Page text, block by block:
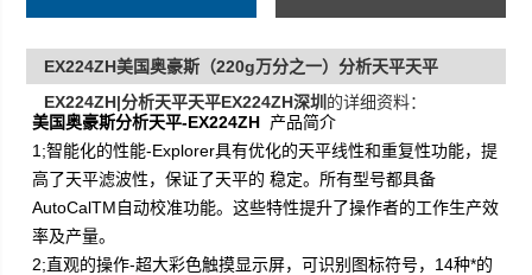
EX224ZH美国奥豪斯（220g万分之一）分析天平天平
EX224ZH|分析天平天平EX224ZH深圳 的详细资料：
美国奥豪斯分析天平-EX224ZH 产品简介
1;智能化的性能-Explorer具有优化的天平线性和重复性功能，提
高了天平滤波性，保证了天平的 稳定。所有型号都具备
AutoCalTM自动校准功能。这些特性提升了操作者的工作生产效
率及产量。
2;直观的操作-超大彩色触摸显示屏，可识别图标符号，14种*的